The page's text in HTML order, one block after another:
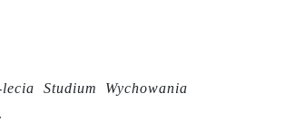
Studium Wychowania